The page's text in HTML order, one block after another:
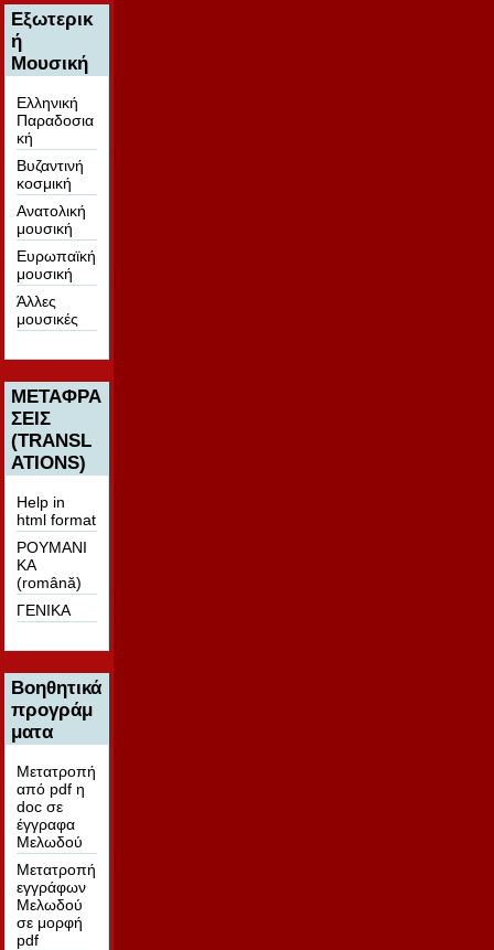
Εξωτερικ
ή
Μουσική
Ελληνική
Παραδοσια
κή
Βυζαντινή
κοσμική
Ανατολική
μουσική
Ευρωπαϊκή
μουσική
Άλλες
μουσικές
ΜΕΤΑΦΡΑ
ΣΕΙΣ
(TRANSL
ATIONS)
Help in
html format
ΡΟΥΜΑΝΙ
ΚΑ
(română)
ΓΕΝΙΚΑ
Βοηθητικά
προγράμ
ματα
Μετατροπή
από pdf η
doc σε
έγγραφα
Μελωδού
Μετατροπή
εγγράφων
Μελωδού
σε μορφή
pdf